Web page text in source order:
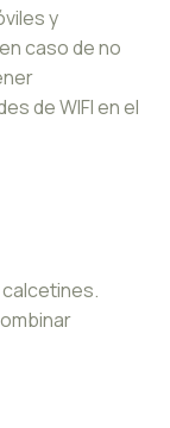
y
caso de no
de WIFI en el